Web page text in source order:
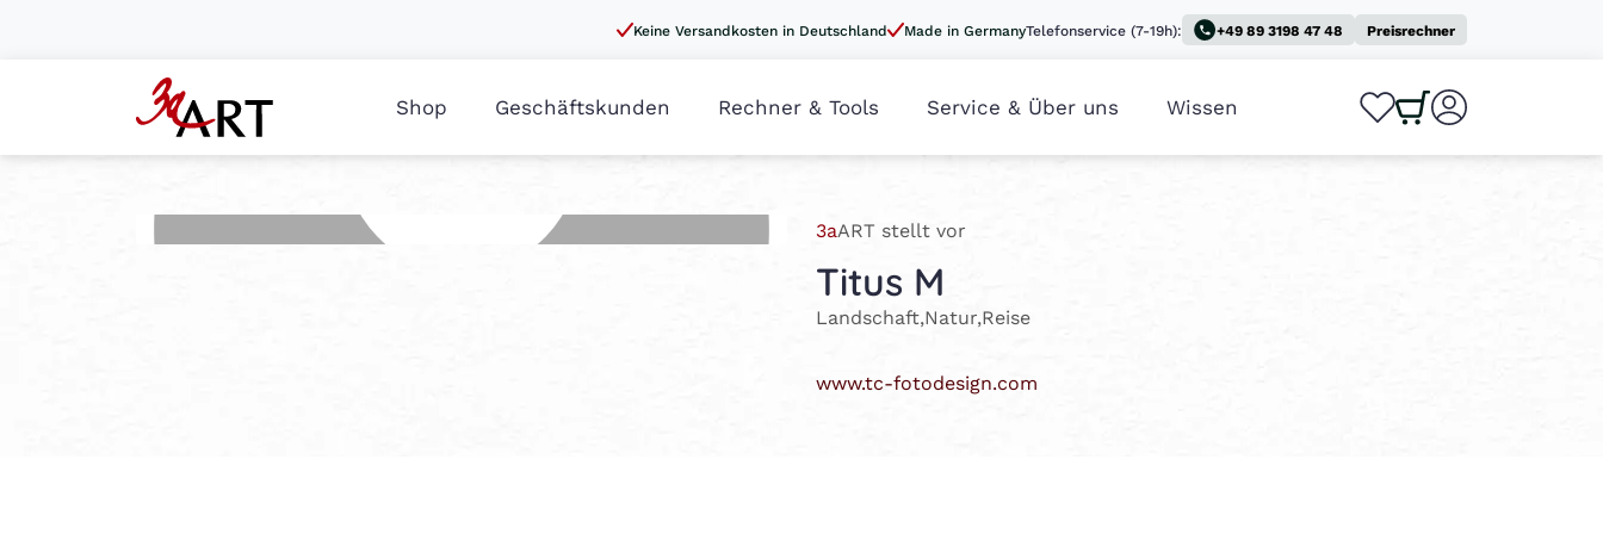
Keine Versandkosten in Deutschland Made in GermanyTelefonservice (7-19h): +49 89 3198 47 48 Preisrechner
Shop Geschäftskunden Rechner & Tools Service & Über uns Wissen 0
3aART stellt vor
Titus M
Landschaft,Natur,Reise
www.tc-fotodesign.com